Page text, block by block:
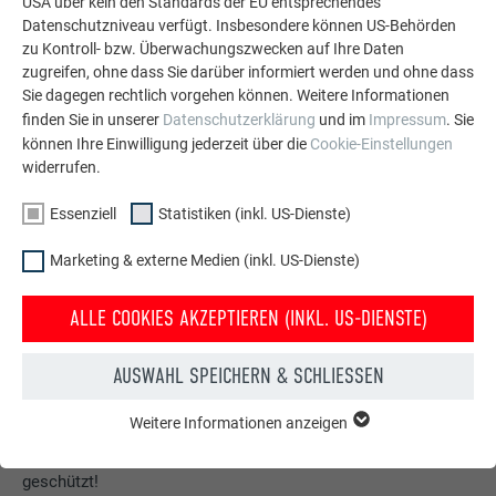
Kostenlos PREFA Prospekte bestellen
Hochwasserschutz – mit PREFA Produkten aus Aluminium
geschützt!
Datenschutzniveau verfügt. Insbesondere können US-Behörden
zu Kontroll- bzw. Überwachungszwecken auf Ihre Daten
zugreifen, ohne dass Sie darüber informiert werden und ohne dass
Sie dagegen rechtlich vorgehen können. Weitere Informationen
finden Sie in unserer Datenschutzerklärung und im Impressum. Sie
können Ihre Einwilligung jederzeit über die Cookie-Einstellungen
widerrufen.
Essenziell Statistiken (inkl. US-Dienste)
Marketing & externe Medien (inkl. US-Dienste)
ALLE COOKIES AKZEPTIEREN (INKL. US-DIENSTE)
AUSWAHL SPEICHERN & SCHLIESSEN
Funktionen der Website benötigt. Dadurch ist gewährleistet,
Weitere Informationen anzeigen